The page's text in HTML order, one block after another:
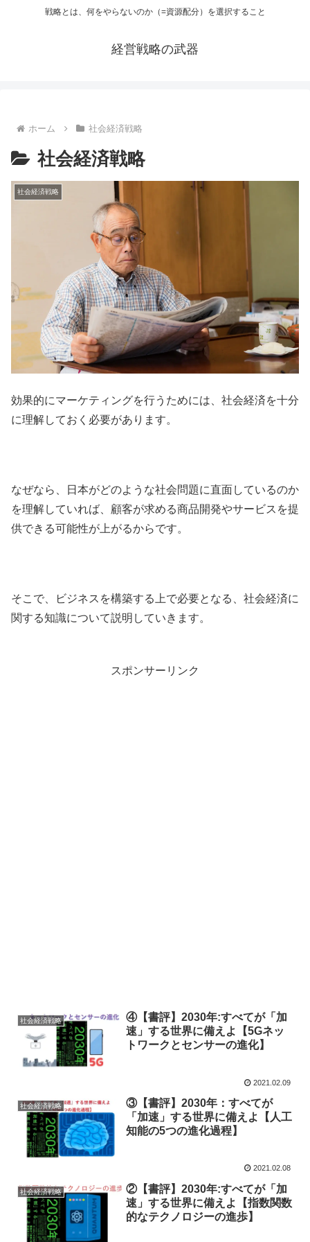
戦略とは、何をやらないのか（=資源配分）を選択すること
経営戦略の武器
ホーム 社会経済戦略
社会経済戦略
社会経済戦略
効果的にマーケティングを行うためには、社会経済を十分
に理解しておく必要があります。
なぜなら、日本がどのような社会問題に直面しているのか
を理解していれば、顧客が求める商品開発やサービスを提
供できる可能性が上がるからです。
そこで、ビジネスを構築する上で必要となる、社会経済に
関する知識について説明していきます。
スポンサーリンク
社会経済戦略
④【書評】2030年:すべてが「加
速」する世界に備えよ【5Gネッ
トワークとセンサーの進化】
2021.02.09
社会経済戦略
③【書評】2030年：すべてが
「加速」する世界に備えよ【人工
知能の5つの進化過程】
2021.02.08
社会経済戦略
②【書評】2030年:すべてが「加
速」する世界に備えよ【指数関数
的なテクノロジーの進歩】